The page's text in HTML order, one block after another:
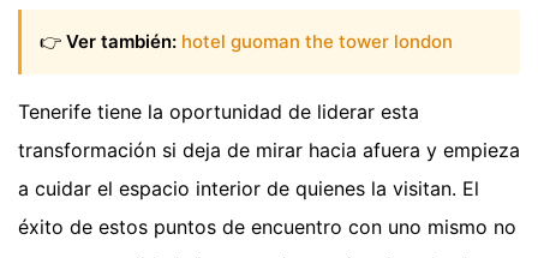
👉 Ver también: hotel guoman the tower london
Tenerife tiene la oportunidad de liderar esta
transformación si deja de mirar hacia afuera y empieza
a cuidar el espacio interior de quienes la visitan. El
éxito de estos puntos de encuentro con uno mismo no